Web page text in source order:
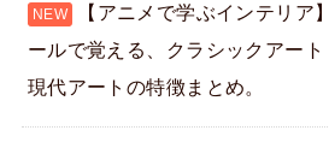
【アニメで学ぶインテリア
ールで覚える、クラシックアート
現代アートの特徴まとめ。